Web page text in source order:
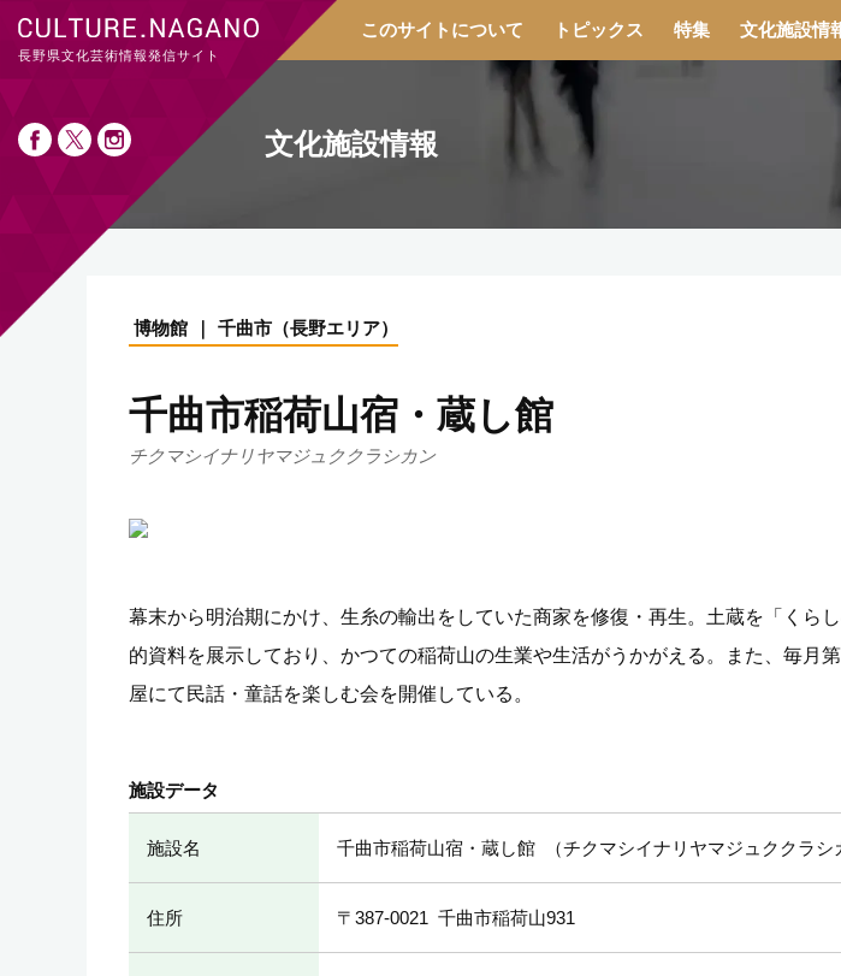
長野県文化芸術情報発信サイト
このサイトについて トピックス 特集 文化施設情
文化施設情報
博物館 千曲市 （長野エリア）
千曲市稲荷山宿・蔵し館
チクマシイナリヤマジュククラシカン
幕末から明治期にかけ、生糸の輸出をしていた商家を修復・再生。土蔵を「くら
的資料を展示しており、かつての稲荷山の生業や生活がうかがえる。また、毎月
屋にて民話・童話を楽しむ会を開催している。
施設データ
施設名 千曲市稲荷山宿・蔵し館 チクマシイナリヤマジュククラシ
住所 〒387-0021 千曲市稲荷山931